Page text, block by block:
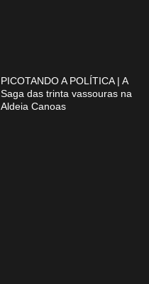
PICOTANDO A POLÍTICA | A
Saga das trinta vassouras na
Aldeia Canoas